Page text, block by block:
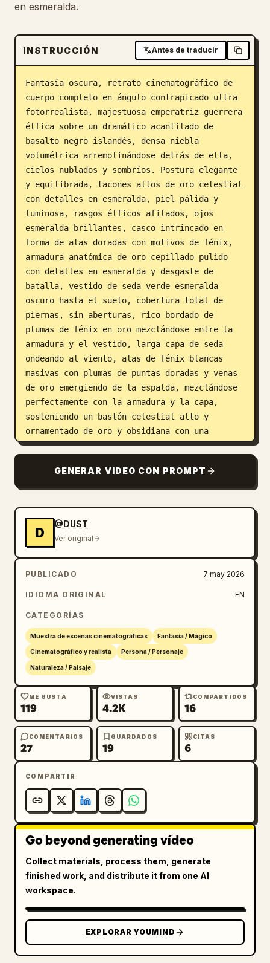
en esmeralda.
INSTRUCCIÓN Antes de traducir
Fantasía oscura, retrato cinematográfico de
cuerpo completo en ángulo contrapicado ultra
fotorrealista, majestuosa emperatriz guerrera
élfica sobre un dramático acantilado de
basalto negro islandés, densa niebla
volumétrica arremolinándose detrás de ella,
cielos nublados y sombríos. Postura elegante
y equilibrada, tacones altos de oro celestial
con detalles en esmeralda, piel pálida y
luminosa, rasgos élficos afilados, ojos
esmeralda brillantes, casco intrincado en
forma de alas doradas con motivos de fénix,
armadura anatómica de oro cepillado pulido
con detalles en esmeralda y desgaste de
batalla, vestido de seda verde esmeralda
oscuro hasta el suelo, cobertura total de
piernas, sin aberturas, rico bordado de
plumas de fénix en oro mezclándose entre la
armadura y el vestido, larga capa de seda
ondeando al viento, alas de fénix blancas
masivas con plumas de puntas doradas y venas
de oro emergiendo de la espalda, mezclándose
perfectamente con la armadura y la capa,
sosteniendo un bastón celestial alto y
ornamentado de oro y obsidiana con una
esmeralda brillante, iluminación de contorno
atmósfera cinematográfica, aspecto de
película anamórfica, hiperdetallado, obra
GENERAR VIDEO CON PROMPT
D
@DUST
Ver original
PUBLICADO 7 may 2026
IDIOMA ORIGINAL EN
CATEGORÍAS
Muestra de escenas cinematográficas Fantasía / Mágico
Cinematográfico y realista Persona / Personaje
Naturaleza / Paisaje
ME GUSTA
119
VISTAS
4.2K
COMPARTIDOS
16
COMENTARIOS
27
GUARDADOS
19
CITAS
6
COMPARTIR
Go beyond generating vídeo
Collect materials, process them, generate
finished work, and distribute it from one AI
workspace.
EXPLORAR YOUMIND